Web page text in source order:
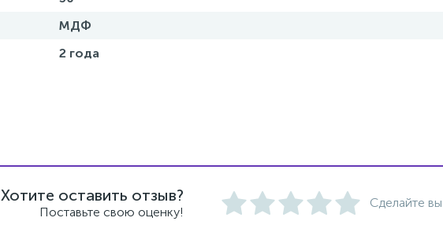
МДФ
2 года
Хотите оставить отзыв?
Поставьте свою оценку!
Сделайте